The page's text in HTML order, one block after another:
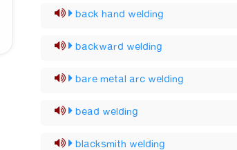
back hand welding
backward welding
bare metal arc welding
bead welding
blacksmith welding